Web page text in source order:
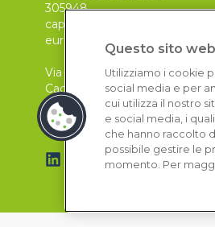
305948
capitale sociale 30.000
euro, i.v.
Via Pietro Leo n. 6
Cagliari
09129
Questo sito
Utilizziamo i cookie
social media e per
cui utilizza il nostro
e social media, i
che hanno raccolto
possibile gestire le
momento. Per